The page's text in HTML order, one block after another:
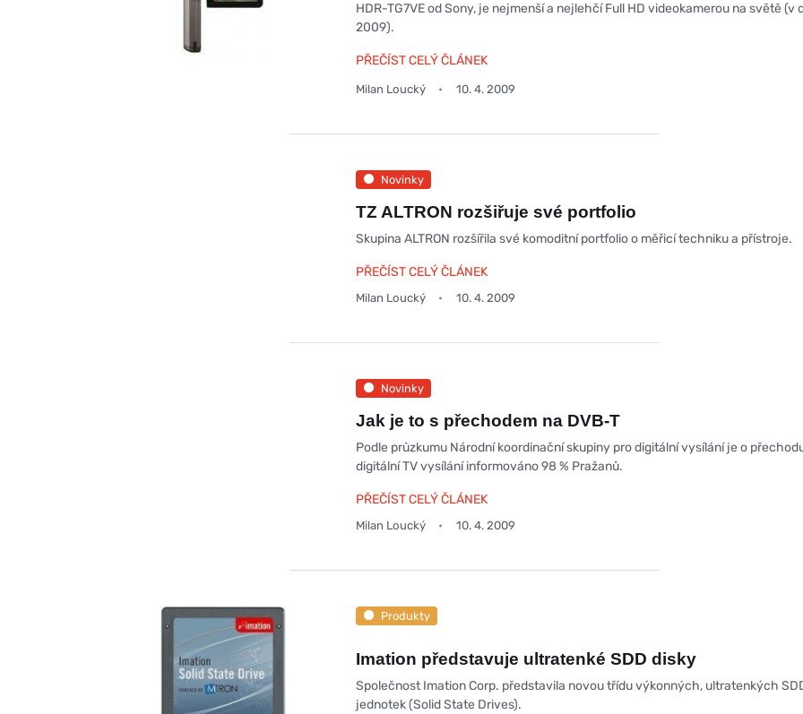
HDR-TG7VE od Sony, je nejmenší a nejlehčí Full HD videokamerou na světě (v
2009).
PŘEČÍST CELÝ ČLÁNEK
Milan Loucký 10. 4. 2009
Novinky
TZ ALTRON rozšiřuje své portfolio
Skupina ALTRON rozšířila své komoditní portfolio o měřicí techniku a přístroje.
PŘEČÍST CELÝ ČLÁNEK
Milan Loucký 10. 4. 2009
Novinky
Jak je to s přechodem na DVB-T
Podle průzkumu Národní koordinační skupiny pro digitální vysílání je o
digitální TV vysílání informováno 98 % Pražanů.
PŘEČÍST CELÝ ČLÁNEK
Milan Loucký 10. 4. 2009
Produkty
Imation představuje ultratenké SDD disky
Společnost Imation Corp. představila novou třídu výkonných, ultratenkých
jednotek (Solid State Drives).